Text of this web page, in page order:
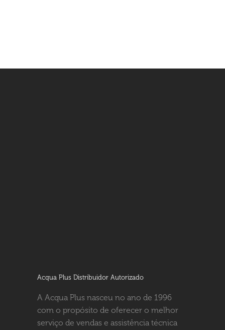
Acqua Plus Distribuidor Autorizado
A Acqua Plus nasceu no ano de 1996
com o propósito de oferecer o melhor
serviço de vendas e assistência técnica